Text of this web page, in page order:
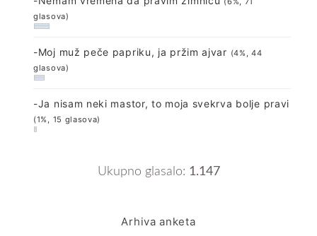
glasova)
-Moj muž peče papriku, ja pržim ajvar (4%, 44
glasova)
-Ja nisam neki mastor, to moja svekrva bolje pravi
(1%, 15 glasova)
Ukupno glasalo: 1.147
Arhiva anketa